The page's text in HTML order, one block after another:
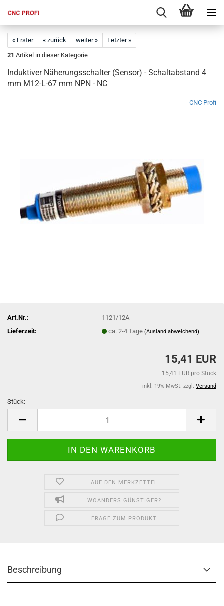
« Erster « zurück weiter »
Letzter »
21 Artikel in dieser Kategorie
Induktiver Näherungsschalter (Sensor) - Schaltabstand 4
mm M12-L-67 mm NPN - NC
CNC Profi
Art.Nr.:
1121/12A
Lieferzeit:
ca. 2-4 Tage(Ausland abweichend)
15,41 EUR
15,41 EUR pro Stück
inkl. 19% MwSt. zzgl. Versand
Stück:
AUF DEN MERKZETTEL
WOANDERS GÜNSTIGER?
FRAGE ZUM PRODUKT
Beschreibung